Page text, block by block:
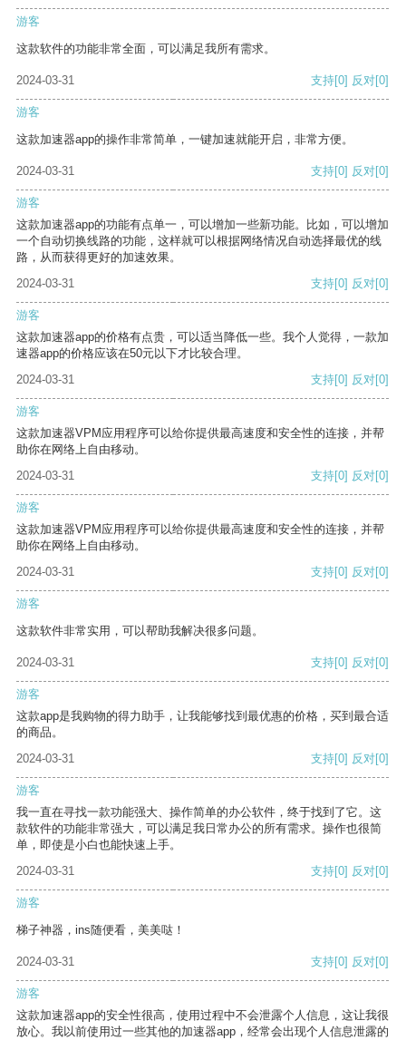
游客
这款软件的功能非常全面，可以满足我所有需求。
2024-03-31 支持[0] 反对[0]
游客
这款加速器app的操作非常简单，一键加速就能开启，非常方便。
2024-03-31 支持[0] 反对[0]
游客
这款加速器app的功能有点单一，可以增加一些新功能。比如，可以增加
一个自动切换线路的功能，这样就可以根据网络情况自动选择最优的线
路，从而获得更好的加速效果。
2024-03-31
支持[0] 反对[0]
游客
这款加速器app的价格有点贵，可以适当降低一些。我个人觉得，一款加
速器app的价格应该在50元以下才比较合理。
2024-03-31
支持[0] 反对[0]
游客
这款加速器VPM应用程序可以给你提供最高速度和安全性的连接，并帮
助你在网络上自由移动。
2024-03-31
支持[0] 反对[0]
游客
这款加速器VPM应用程序可以给你提供最高速度和安全性的连接，并帮
助你在网络上自由移动。
2024-03-31
支持[0] 反对[0]
游客
这款软件非常实用，可以帮助我解决很多问题。
2024-03-31 支持[0] 反对[0]
游客
这款app是我购物的得力助手，让我能够找到最优惠的价格，买到最合适
的商品。
2024-03-31
支持[0] 反对[0]
游客
我一直在寻找一款功能强大、操作简单的办公软件，终于找到了它。这
款软件的功能非常强大，可以满足我日常办公的所有需求。操作也很简
单，即使是小白也能快速上手。
2024-03-31
支持[0] 反对[0]
游客
梯子神器，ins随便看，美美哒！
2024-03-31 支持[0] 反对[0]
游客
这款加速器app的安全性很高，使用过程中不会泄露个人信息，这让我很
放心。我以前使用过一些其他的加速器app，经常会出现个人信息泄露的